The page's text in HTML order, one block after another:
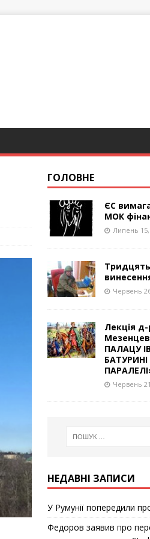
ГОЛОВНЕ
ЄС
МОК
Липень 15,
Тридцять
Червень
Лекція
ПАЛАЦУ
Червень
НЕДАВНІ ЗАПИСИ
У Румунії попередили
Федоров заявив про